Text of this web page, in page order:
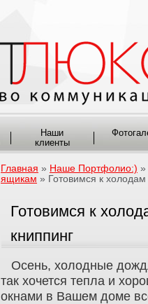
Наши
клиенты
Главная » Наше Портфолио:) »
ящикам » Готовимся к
Готовимся к
книппинг
Осень, холодные
так хочется тепла и
окнами в Вашем доме